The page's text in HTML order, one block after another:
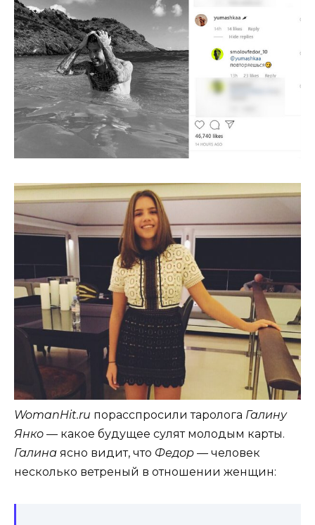
WomanHit.ru порасспросили таролога Галину
Янко — какое будущее сулят молодым карты.
Галина ясно видит, что Федор — человек
несколько ветреный в отношении женщин: